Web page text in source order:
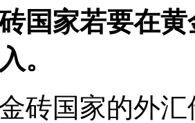
国家若要在
。
砖国家的外